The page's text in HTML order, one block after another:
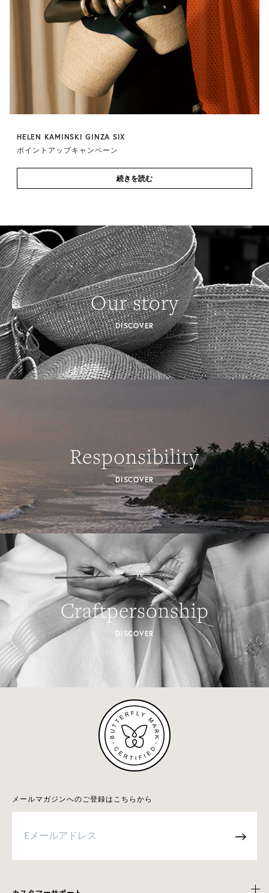
HELEN KAMINSKI GINZA SIX
ポイントアップキャンペーン
続きを読む
Our story
DISCOVER
Responsibility
DISCOVER
Craftpersonship
DISCOVER
メールマガジンへのご登録はこちらから
→